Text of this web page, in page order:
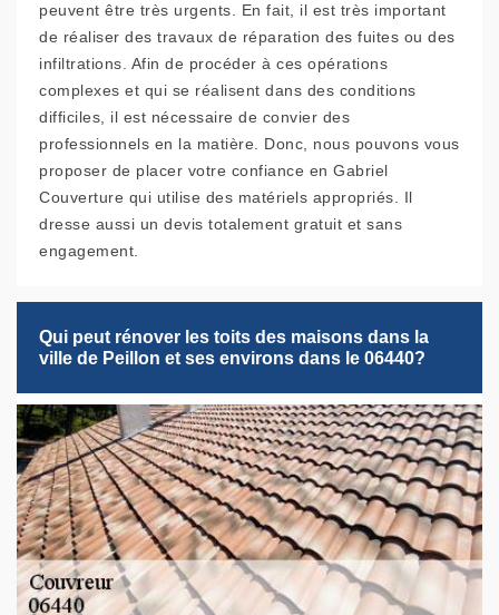
peuvent être très urgents. En fait, il est très important
de réaliser des travaux de réparation des fuites ou des
infiltrations. Afin de procéder à ces opérations
complexes et qui se réalisent dans des conditions
difficiles, il est nécessaire de convier des
professionnels en la matière. Donc, nous pouvons vous
proposer de placer votre confiance en Gabriel
Couverture qui utilise des matériels appropriés. Il
dresse aussi un devis totalement gratuit et sans
engagement.
Qui peut rénover les toits des maisons dans la
ville de Peillon et ses environs dans le 06440?